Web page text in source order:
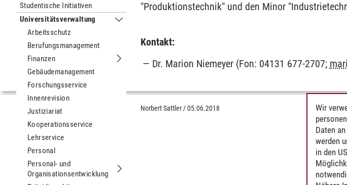
Studentische Initiativen
Universitätsverwaltung
Untermenu Universitätsverwaltung
Arbeitsschutz
Berufungsmanagement
Finanzen
Untermenu Finanzen
Gebäudemanagement
Forschungsservice
Innenrevision
Justiziariat
Kooperationsservice
Lehrservice
Personal
Personal- und
Organisationsentwicklung
Untermenu Personal- und Organisationsentwicklung
"Produktionstechnik" und den Minor
Kontakt:
Dr. Marion Niemeyer (Fon: 04131 677-2707;
Norbert Sattler /05.06.2018
Wir
Daten
werden
in den